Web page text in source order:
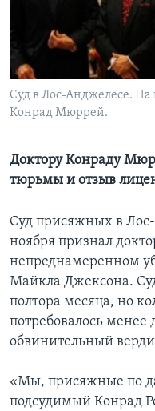
Learning English
СОЦИАЛЬНЫЕ СЕТИ
Суд в Лос-Анджелесе. На
Конрад Мюррей.
Доктору Конраду
тюрьмы и отзыв
Суд присяжных в
ноября признал
непреднамеренном
Майкла Джексона.
полтора месяца, но
потребовалось менее
обвинительный
«Мы, присяжные по
подсудимый Конрад